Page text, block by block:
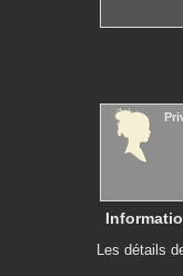
Les détails